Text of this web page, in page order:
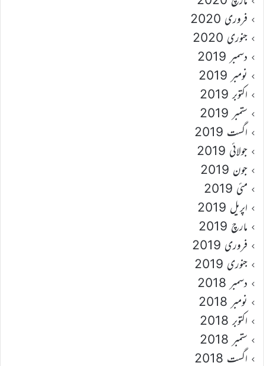
فروری 2020
جنوری 2020
دسمبر 2019
نومبر 2019
اکتوبر 2019
ستمبر 2019
اگست 2019
جولائی 2019
جون 2019
مئی 2019
اپریل 2019
مارچ 2019
فروری 2019
جنوری 2019
دسمبر 2018
نومبر 2018
اکتوبر 2018
ستمبر 2018
اگست 2018